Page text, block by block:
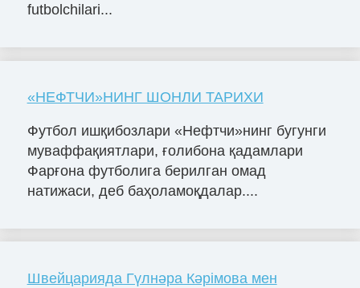
futbolchilari...
«НЕФТЧИ»НИНГ ШОНЛИ ТАРИХИ
Футбол ишқибозлари «Нефтчи»нинг бугунги
муваффақиятлари, ғолибона қадамлари
Фарғона футболига берилган омад
натижаси, деб баҳоламоқдалар....
Швейцарияда Гүлнәра Кәрімова мен